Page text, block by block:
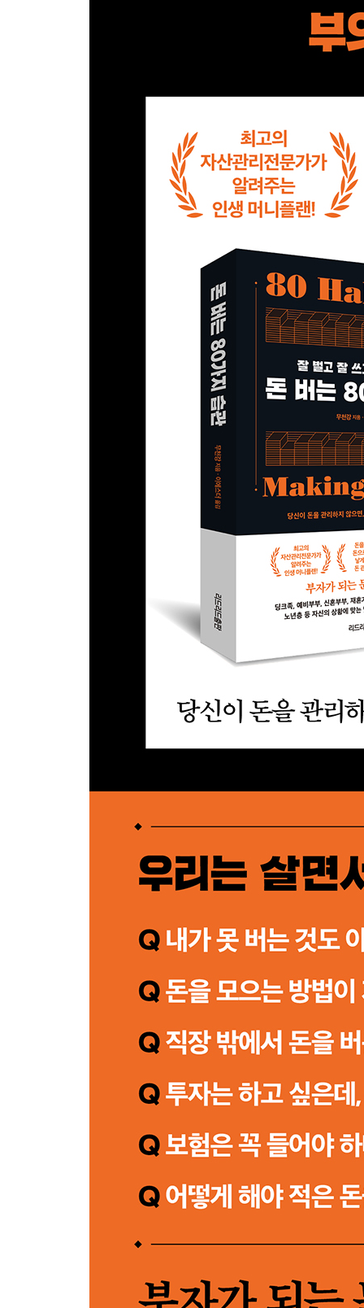
24 물건을 살 때는 구매 기준을 분명히 정하라
28 미래 전망은 당신이 설계하라
PART 05 수입과 지출의 평행을 맞춰라
29 수입에 맞는 지출이 답이다
30 매력적인 구두쇠가 되라
31 계획에 없던 나가는 돈을 막아라
33 날아가는 새를 쫒지 말고 손 안에 든 새를 봐라
34 투자는 무엇이고 소비는 무엇인가
35 꼼꼼하게 챙기면 세금을 아낄 수 있다
PART 06 돈을 낳는 암호를 해독하라
36 황금알이 숨겨진 투자지도를 그려라
37 투기자가 되지 말고 투자자가 되어라
38 리스크가 없다면 믿지 마라
39 폰지 사기는 사라지지 않았다
40 연애하는 것처럼 조화롭게 투자하라
41 금에도 투자할 수 있다
42 안목을 높이면 보물이 보인다
PART 07 주식시장엔 두려움으로 들어서라
44 파레토의 법칙은 주식시장에서도 통한다
46 당신의 촉으로 승부수를 걸지 마라
47 하락장에서 살아남을 방법을 찾아라
48 자금이 묶였을 때 푸는 법은 따로 있다
PART 08 보험, 미래의 안전벨트를 채워라
54 보험계약서에 돋보기를 들이대라
56 보험금을 못 내도 보장은 받을 수 있다
57 가만히 있으면 보험금을 탈 수 없다
59 재산에도 보험을 들어라
60 아이를 위한 경제적 부담은 부모 몫이다
62 자녀에게 견고한 대피소를 지어주자
63 용돈은 소비를 배우는 학비다
65 딩크족도 자산관리는 필수다
66 결혼 전에 자산관리 리허설이 필요하다
67 풍요로운 가정은 현실에서 가능하다
68 현명한 판단이 경제의 간극을 좁힌다
70 안정적일수록 깊고 넓게 관리하라
72 사회초년생이라면 절약기능부터 마스터하라